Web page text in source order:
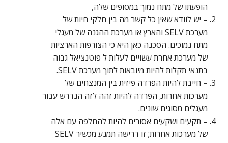
הופעתו של מתח נמוך במסופים שלה,
– יש לוודא שאין כל קשר מה בין חלקי חיות של
מערכת SELV והארץ או מערכת ההגנה של מעגלי
מתח נמוכים. הסכנה כאן היא כי הצורפות הארציות
של מערכת אחרת עשויים לעלות ל פוטנציאל גבוה
בתנאי תקלות להיות מיובאות לתוך מערכת SELV.
– חייבת להיות הפרדה פיזית בין המנצחים של
מערכות אחרות, הפרדה להיות זהה לזה הנדרש עבור
מעגלים מסוגים שונים.
– תקעים ושקעים אסורים להיות להחלפה עם אלה
של מערכות אחרות; זו דרישה תמנע מכשיר SELV